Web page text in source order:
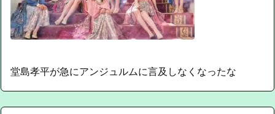
堂島孝平が急にアンジュルムに言及しなくなったな